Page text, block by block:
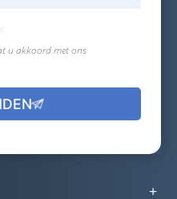
u akkoord met ons